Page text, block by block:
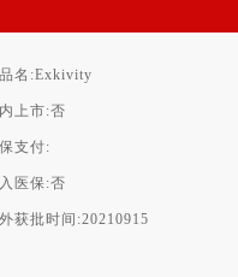
名:Exkivity
上市:否
支付:
医保:否
获批时间:20210915